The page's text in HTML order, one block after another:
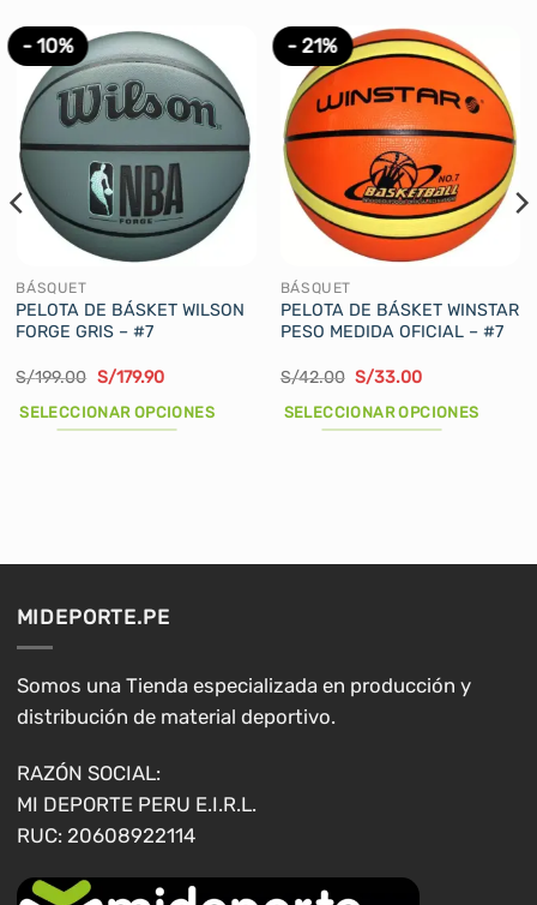
- 10%
BÁSQUET
PELOTA DE BÁSKET WILSON
FORGE GRIS – #7
S/199.00 El
original
era:
S/179.90El
actual
es:
SELECCIONAR OPCIONES
se
pueden
elegir
en
página
de
producto
- 21%
BÁSQUET
PELOTA DE BÁSKET WINSTAR
PESO MEDIDA OFICIAL – #7
S/42.00 El
original
era:
S/33.00El
actual
es:
SELECCIONAR OPCIONES
elegir
en
MIDEPORTE.PE
Somos una Tienda especializada en producción y
distribución de material deportivo.
RAZÓN SOCIAL:
MI DEPORTE PERU E.I.R.L.
RUC: 20608922114